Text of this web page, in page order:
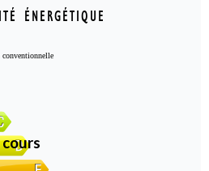
ÉNERGÉTIQUE
cours